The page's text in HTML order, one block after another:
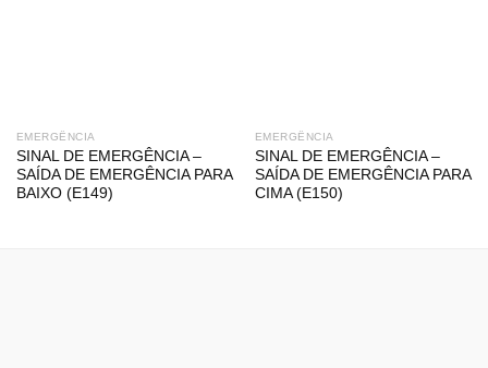
EMERGÊNCIA
SINAL DE EMERGÊNCIA –
SAÍDA DE EMERGÊNCIA PARA
BAIXO (E149)
EMERGÊNCIA
SINAL DE EMERGÊNCIA –
SAÍDA DE EMERGÊNCIA PARA
CIMA (E150)